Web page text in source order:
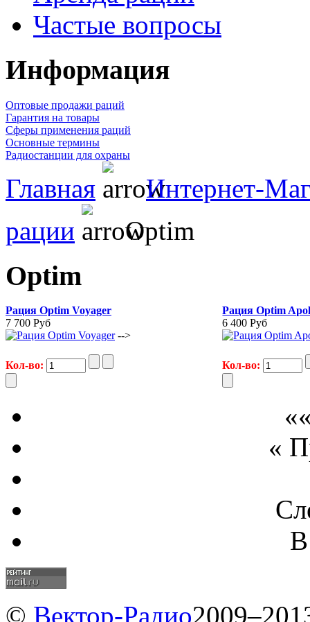
Частые вопросы
Информация
Оптовые продажи раций
Гарантия на товары
Сферы применения раций
Основные термины
Радиостанции для охраны
Главная
Интернет-
рации
Optim
Optim
Рация Optim Voyager
7 700 Руб
-->
Кол-во:
Рация Optim
6 400 Руб
Кол-во:
«
© Вектор-Радио